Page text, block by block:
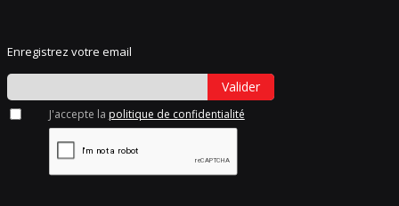
Enregistrez votre email
Valider
J'accepte la politique de confidentialité